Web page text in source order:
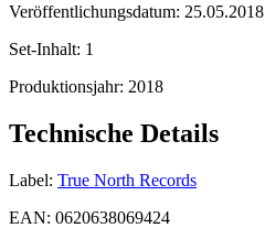
Veröffentlichungsdatum: 25.05.2018
Set-Inhalt: 1
Produktionsjahr: 2018
Technische Details
Label: True North Records
EAN: 0620638069424